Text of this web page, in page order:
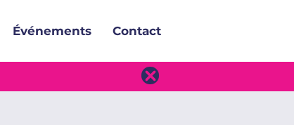
Événements Contact